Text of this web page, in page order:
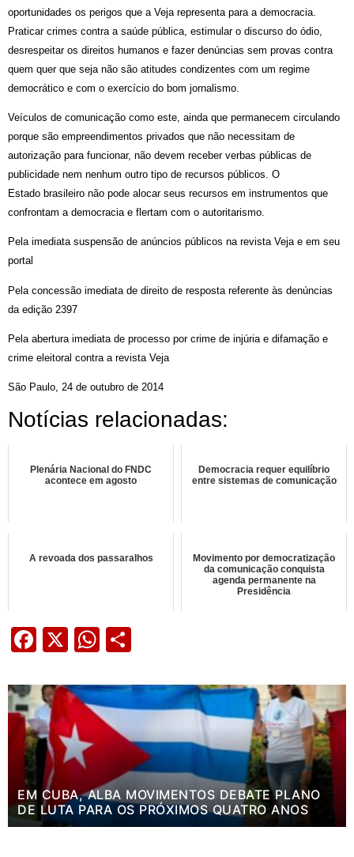
oportunidades os perigos que a Veja representa para a democracia.
Praticar crimes contra a saúde pública, estimular o discurso do ódio,
desrespeitar os direitos humanos e fazer denúncias sem provas contra
quem quer que seja não são atitudes condizentes com um regime
democrático e com o exercício do bom jornalismo.
Veículos de comunicação como este, ainda que permanecem circulando
porque são empreendimentos privados que não necessitam de
autorização para funcionar, não devem receber verbas públicas de
publicidade nem nenhum outro tipo de recursos públicos. O
Estado brasileiro não pode alocar seus recursos em instrumentos que
confrontam a democracia e flertam com o autoritarismo.
Pela imediata suspensão de anúncios públicos na revista Veja e em seu
portal
Pela concessão imediata de direito de resposta referente às denúncias
da edição 2397
Pela abertura imediata de processo por crime de injúria e difamação e
crime eleitoral contra a revista Veja
São Paulo, 24 de outubro de 2014
Notícias relacionadas:
Plenária Nacional do FNDC
acontece em agosto
Democracia requer equilíbrio
entre sistemas de comunicação
A revoada dos passaralhos
Movimento por democratização
da comunicação conquista
agenda permanente na
Presidência
Facebook
X WhatsApp
EM CUBA, ALBA MOVIMENTOS DEBATE PLANO
DE LUTA PARA OS PRÓXIMOS QUATRO ANOS